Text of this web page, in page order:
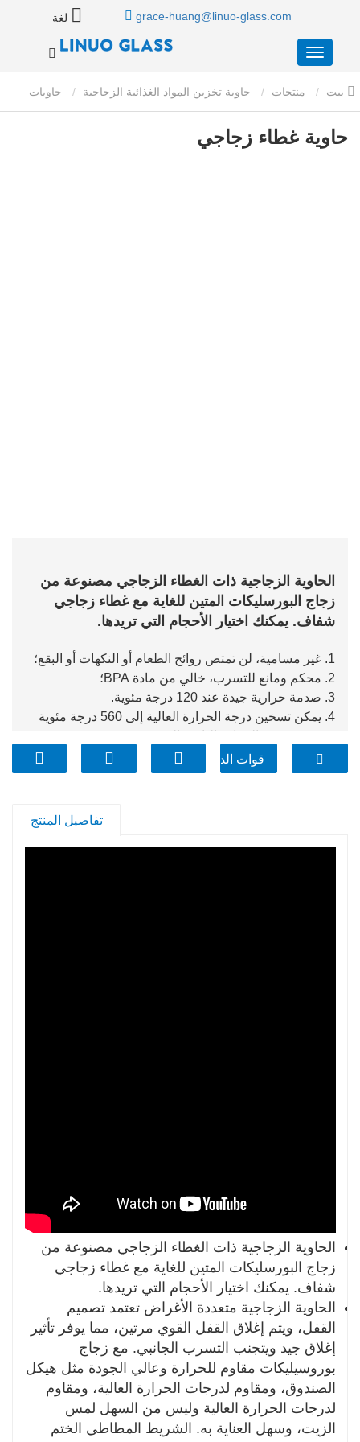
grace-huang@linuo-glass.com لغة
منتجات حاوية تخزين المواد الغذائية الزجاجية حاويات
تخزين المواد الغذائية الزجاجية مع أغطية زجاجية
حاوية غطاء زجاجي
الحاوية الزجاجية ذات الغطاء الزجاجي مصنوعة من
زجاج البورسليكات المتين للغاية مع غطاء زجاجي
شفاف. يمكنك اختيار الأحجام التي تريدها.
1. غير مسامية، لن تمتص روائح الطعام أو النكهات أو البقع؛
2. محكم ومانع للتسرب، خالي من مادة BPA؛
3. صدمة حرارية جيدة عند 120 درجة مئوية.
4. يمكن تسخين درجة الحرارة العالية إلى 560 درجة مئوية
وتسخين درجة الحرارة الباردة إلى -20 درجة مئوية.
قوات الدفاع الشعبي
تفاصيل المنتج
الحاوية الزجاجية ذات الغطاء الزجاجي مصنوعة من
زجاج البورسليكات المتين للغاية مع غطاء زجاجي
شفاف. يمكنك اختيار الأحجام التي تريدها.
الحاوية الزجاجية متعددة الأغراض تعتمد تصميم
القفل، ويتم إغلاق القفل القوي مرتين، مما يوفر تأثير
إغلاق جيد ويتجنب التسرب الجانبي. مع زجاج
بوروسيليكات مقاوم للحرارة وعالي الجودة مثل هيكل
الصندوق، ومقاوم لدرجات الحرارة العالية، ومقاوم
لدرجات الحرارة العالية وليس من السهل لمس
الزيت، وسهل العناية به. الشريط المطاطي الختم